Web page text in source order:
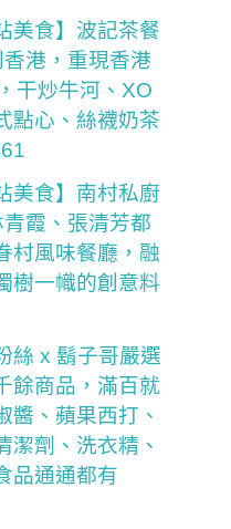
美食】波記茶餐
港，重現香港
干炒牛河、XO
點心、絲襪奶茶
美食】南村私廚
霞、張清芳都
村風味餐廳，融
樹一幟的創意料
絲 x 鬍子哥嚴選
餘商品，滿百就
醬、蘋果西打、
潔劑、洗衣精、
品通通都有